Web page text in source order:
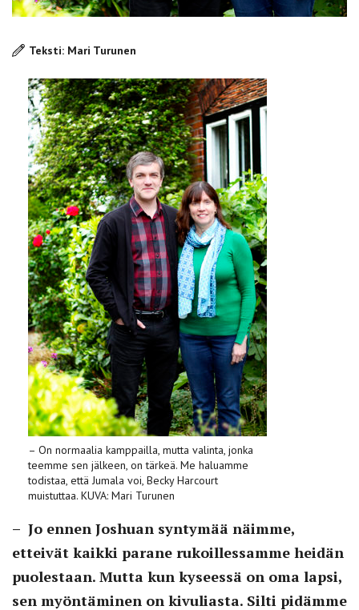
Teksti: Mari Turunen
– On normaalia kamppailla, mutta valinta, jonka
teemme sen jälkeen, on tärkeä. Me haluamme
todistaa, että Jumala voi, Becky Harcourt
muistuttaa. KUVA: Mari Turunen
– Jo ennen Joshuan syntymää näimme,
etteivät kaikki parane rukoillessamme heidän
puolestaan. Mutta kun kyseessä on oma lapsi,
sen myöntäminen on kivuliasta. Silti pidämme